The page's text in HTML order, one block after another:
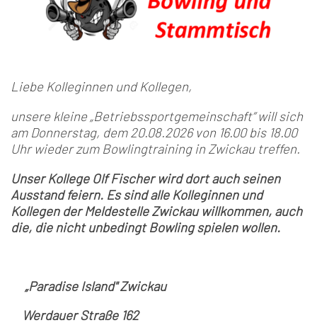
Liebe Kolleginnen und Kollegen,
unsere kleine „Betriebssportgemeinschaft“ will sich
am Donnerstag, dem 20.08.2026 von 16.00 bis 18.00
Uhr wieder zum Bowlingtraining in Zwickau treffen.
Unser Kollege Olf Fischer wird dort auch seinen
Ausstand feiern. Es sind alle Kolleginnen und
Kollegen der Meldestelle Zwickau willkommen, auch
die, die nicht unbedingt Bowling spielen wollen.
„Paradise Island" Zwickau
Werdauer Straße 162